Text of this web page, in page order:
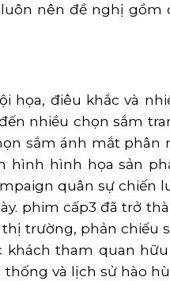
nên đề nghị gồm
họa, điêu khắc và
nhiều chọn sắm
sắm ánh mắt phân
hình hình họa sản
quân sự chiến
phim cấp3 đã trở
trường, phản chiếu
khách tham quan
và lịch sử hào